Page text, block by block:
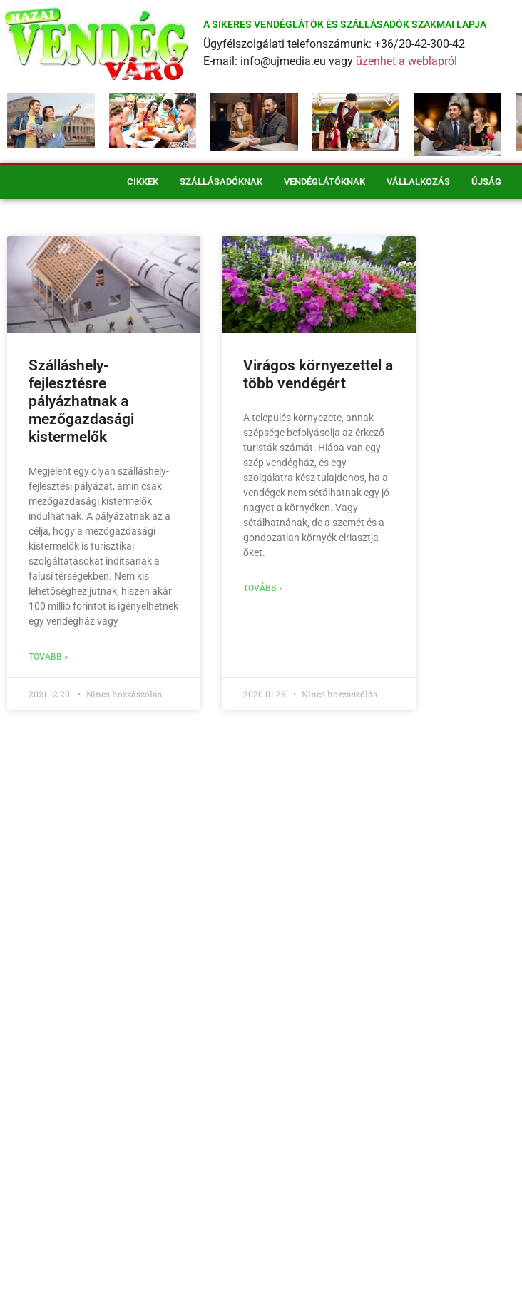
A SIKERES VENDÉGLÁTÓK ÉS SZÁLLÁSADÓK SZAKMAI LAPJA
Ügyfélszolgálati telefonszámunk: +36/20-42-300-42
E-mail: info@ujmedia.eu vagy üzenhet a weblapról
CIKKEK SZÁLLÁSADÓKNAK VENDÉGLÁTÓKNAK VÁLLALKOZÁS ÚJSÁG
Szálláshely-
fejlesztésre
pályázhatnak a
mezőgazdasági
kistermelők
Megjelent egy olyan szálláshely-
fejlesztési pályázat, amin csak
mezőgazdasági kistermelők
indulhatnak. A pályázatnak az a
célja, hogy a mezőgazdasági
kistermelők is turisztikai
szolgáltatásokat indítsanak a
falusi térségekben. Nem kis
lehetőséghez jutnak, hiszen akár
100 millió forintot is igényelhetnek
egy vendégház vagy
TOVÁBB »
2021.12.20. Nincs hozzászólás
Virágos környezettel a
több vendégért
A település környezete, annak
szépsége befolyásolja az érkező
turisták számát. Hiába van egy
szép vendégház, és egy
szolgálatra kész tulajdonos, ha a
vendégek nem sétálhatnak egy jó
nagyot a környéken. Vagy
sétálhatnának, de a szemét és a
gondozatlan környék elriasztja
őket.
TOVÁBB »
2020.01.25. Nincs hozzászólás